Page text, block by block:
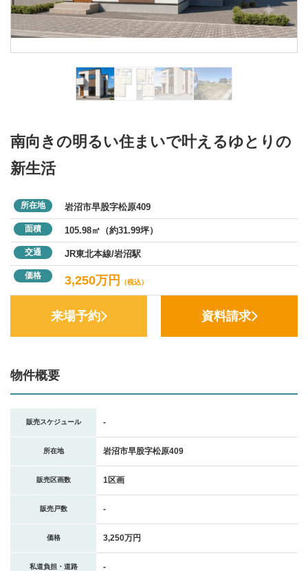
南向きの明るい住まいで叶えるゆとりの
新生活
所在地 岩沼市早股字松原409
面積 105.98㎡（約31.99坪）
交通 JR東北本線/岩沼駅
価格 3,250万円 （税込）
来場予約 資料請求
物件概要
販売スケジュール -
所在地 岩沼市早股字松原409
販売区画数 1区画
販売戸数 -
価格 3,250万円
私道負担・道路 -